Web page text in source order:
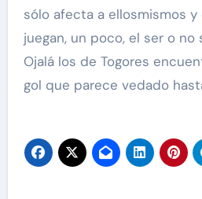
sólo afecta a ellosmismos
juegan, un poco, el ser o no
Ojalá los de Togores
gol que parece vedado